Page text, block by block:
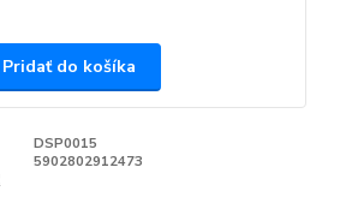
Pridať do košíka
DSP0015
5902802912473